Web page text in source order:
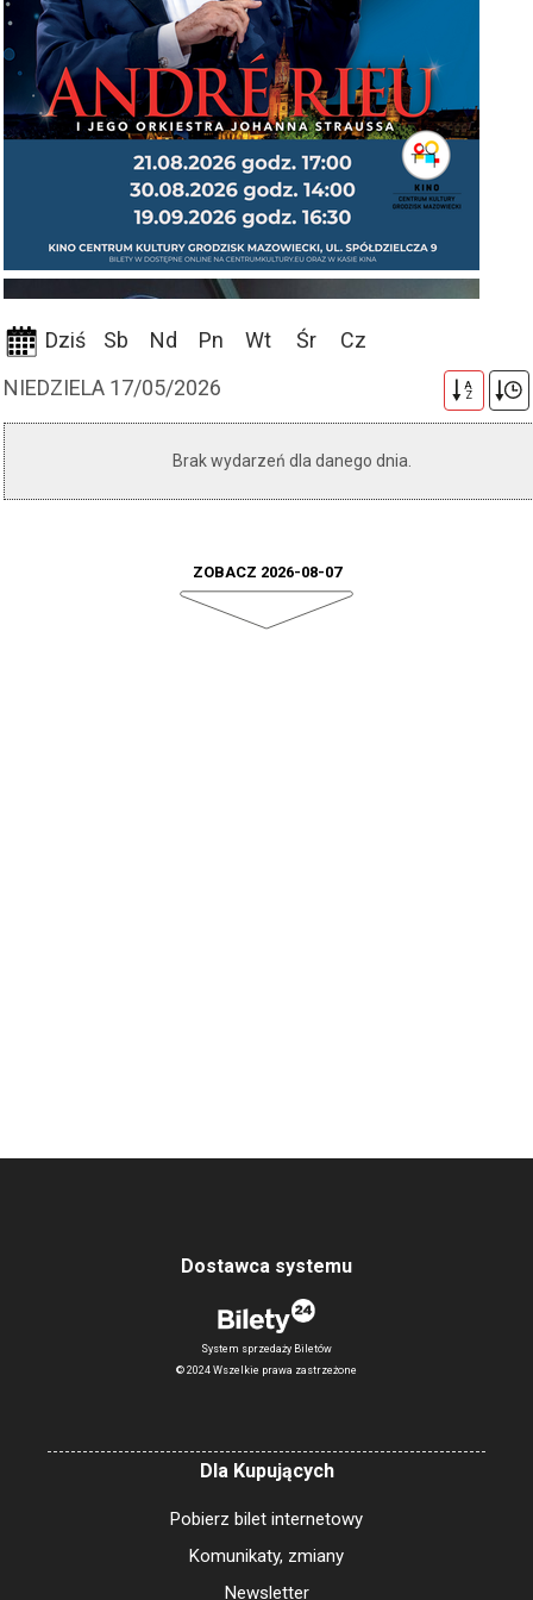
Dziś Sb Nd Pn Wt Śr
Cz
NIEDZIELA 17/05/2026
A
Z
Brak wydarzeń dla danego dnia.
ZOBACZ 2026-08-07
Dostawca systemu
System sprzedaży Biletów
© 2024 Wszelkie prawa zastrzeżone
Dla Kupujących
Pobierz bilet internetowy
Komunikaty, zmiany
Newsletter